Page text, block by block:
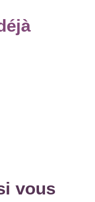
vous